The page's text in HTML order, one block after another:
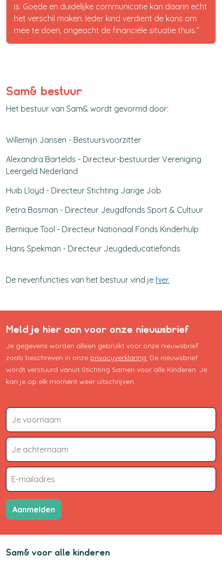
is. Goede en duidelijke communicatie kan daarin echt
het verschil maken. Ieder kind verdient de kans om
mee te doen, ongeacht de financiële situatie thuis.”
Sam& bestuur
Het bestuur van Sam& wordt gevormd door:
Willemijn Jansen - Bestuursvoorzitter
Alexandra Bartelds - Directeur-bestuurder Vereniging
Leergeld Nederland
Huib Lloyd - Directeur Stichting Jarige Job
Petra Bosman - Directeur Jeugdfonds Sport & Cultuur
Bernique Tool - Directeur Nationaal Fonds Kinderhulp
Hans Spekman - Directeur Jeugdeducatiefonds
De nevenfuncties van het bestuur vind je hier.
Meld je hier aan voor onze nieuwsbrief
Je gegevens worden alleen gebruikt voor onze nieuwsbrief
zoals beschreven in onze privacyverklaring. De nieuwsbrief
wordt verstuurd vanuit Stichting Samen voor alle Kinderen. Je
kan je op elk moment weer uitschrijven.
Aanmelden
Sam& voor alle kinderen